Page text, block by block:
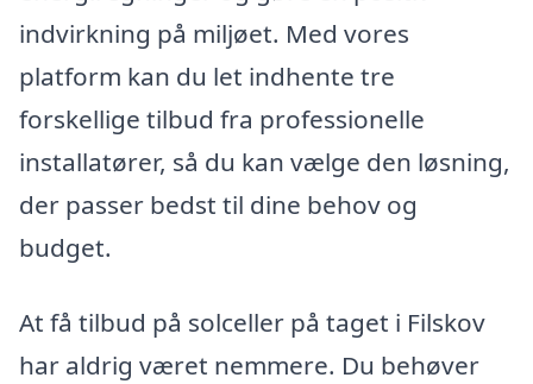
indvirkning på miljøet. Med vores
platform kan du let indhente tre
forskellige tilbud fra professionelle
installatører, så du kan vælge den løsning,
der passer bedst til dine behov og
budget.
At få tilbud på solceller på taget i Filskov
har aldrig været nemmere. Du behøver